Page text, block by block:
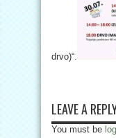
drvo)“.
LEAVE A
You must be